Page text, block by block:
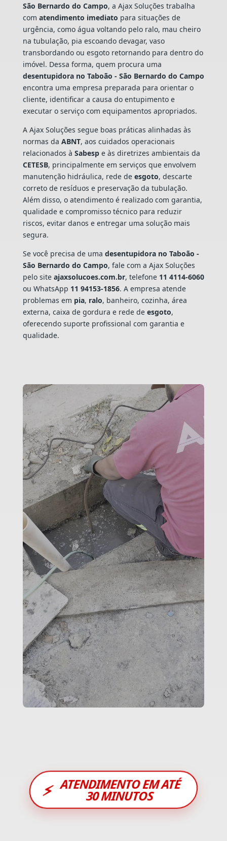
São Bernardo do Campo, a Ajax Soluções trabalha
com atendimento imediato para situações de
urgência, como água voltando pelo ralo, mau cheiro
na tubulação, pia escoando devagar, vaso
transbordando ou esgoto retornando para dentro do
imóvel. Dessa forma, quem procura uma
desentupidora no Taboão - São Bernardo do Campo
encontra uma empresa preparada para orientar o
cliente, identificar a causa do entupimento e
executar o serviço com equipamentos apropriados.
A Ajax Soluções segue boas práticas alinhadas às
normas da ABNT, aos cuidados operacionais
relacionados à Sabespe às diretrizes ambientais da
CETESB, principalmente em serviços que envolvem
manutenção hidráulica, rede de esgoto, descarte
correto de resíduos e preservação da tubulação.
Além disso, o atendimento é realizado com garantia,
qualidade e compromisso técnico para reduzir
riscos, evitar danos e entregar uma solução mais
segura.
Se você precisa de uma desentupidora no Taboão -
São Bernardo do Campo, fale com a Ajax Soluções
pelo site ajaxsolucoes.com.br, telefone 11 4114-6060
ou WhatsApp 11 94153-1856. A empresa atende
problemas em pia, ralo, banheiro, cozinha, área
externa, caixa de gordura e rede de esgoto,
oferecendo suporte profissional com garantia e
qualidade.
⚡ ATENDIMENTO EM ATÉ
30 MINUTOS